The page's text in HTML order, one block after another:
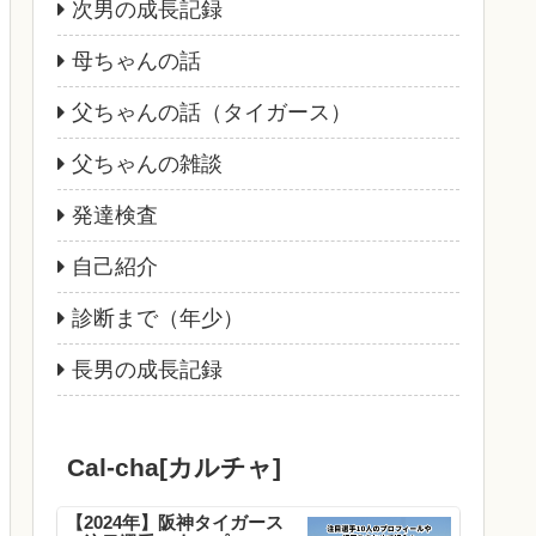
次男の成長記録
母ちゃんの話
父ちゃんの話（タイガース）
父ちゃんの雑談
発達検査
自己紹介
診断まで（年少）
長男の成長記録
Cal-cha[カルチャ]
【2024年】阪神タイガース